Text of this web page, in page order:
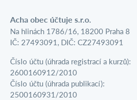
Acha obec účtuje s.r.o.
Na hlinách 1786/16, 18200 Praha 8
IČ: 27493091, DIČ: CZ27493091
Číslo účtu (úhrada registrací a kurzů):
2600160912/2010
Číslo účtu (úhrada publikací):
2500160931/2010